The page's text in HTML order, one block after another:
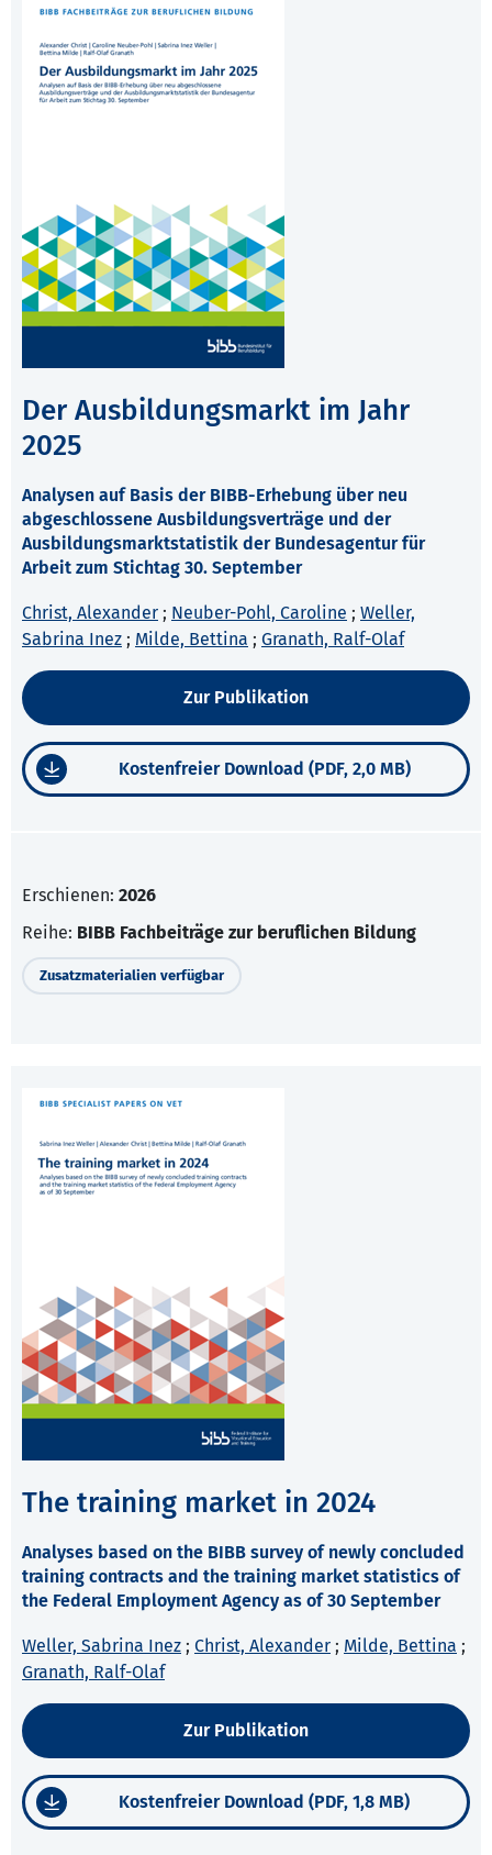
Der Ausbildungsmarkt im Jahr
2025
Analysen auf Basis der BIBB-Erhebung über neu
abgeschlossene Ausbildungsverträge und der
Ausbildungsmarktstatistik der Bundesagentur für
Arbeit zum Stichtag 30. September
Christ, Alexander ; Neuber-Pohl, Caroline ; Weller,
Sabrina Inez ; Milde, Bettina ; Granath, Ralf-Olaf
Zur Publikation
Kostenfreier Download (PDF, 2,0 MB)
Erschienen: 2026
Reihe: BIBB Fachbeiträge zur beruflichen Bildung
Zusatzmaterialien verfügbar
The training market in 2024
Analyses based on the BIBB survey of newly concluded
training contracts and the training market statistics of
the Federal Employment Agency as of 30 September
Weller, Sabrina Inez ; Christ, Alexander ; Milde, Bettina ;
Granath, Ralf-Olaf
Zur Publikation
Kostenfreier Download (PDF, 1,8 MB)